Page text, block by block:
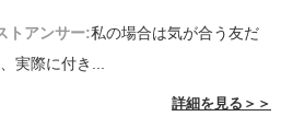
トアンサー:私の場合は気が合う友だ
実際に付き...
詳細を見る＞＞